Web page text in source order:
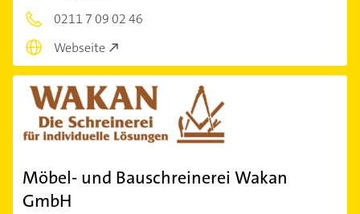
0211 7 09 02 46
Webseite
Möbel- und Bauschreinerei Wakan
GmbH